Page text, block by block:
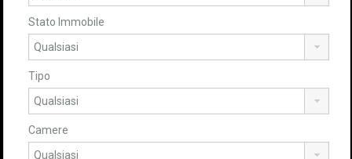
Stato Immobile
Tipo
Camere